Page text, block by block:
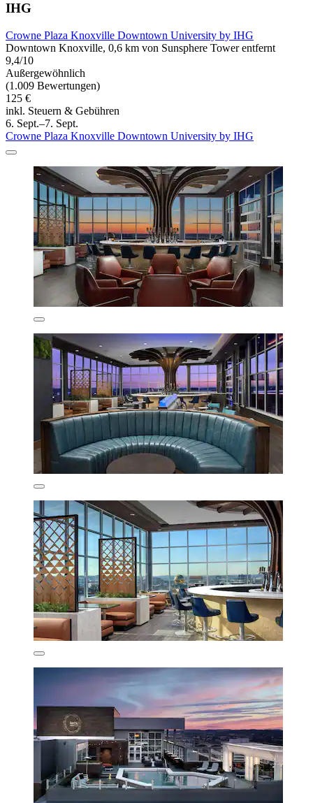
IHG
Crowne Plaza Knoxville Downtown University by IHG
Downtown Knoxville, 0,6 km von Sunsphere Tower entfernt
9,4/10
Außergewöhnlich
(1.009 Bewertungen)
125 €
inkl. Steuern & Gebühren
6. Sept.–7. Sept.
Crowne Plaza Knoxville Downtown University by IHG